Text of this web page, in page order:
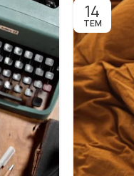
14
TEM